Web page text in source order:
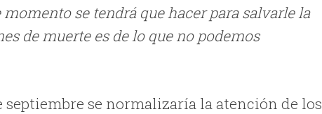
se tendrá que hacer para salvarle la
de muerte es de lo que no podemos
se normalizaría la atención de los